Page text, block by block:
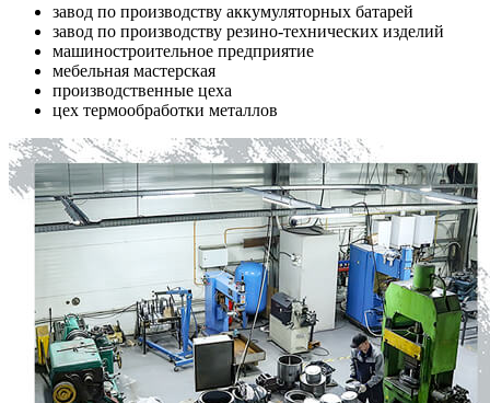
завод по производству аккумуляторных батарей
завод по производству резино-технических изделий
машиностроительное предприятие
мебельная мастерская
производственные цеха
цех термообработки металлов